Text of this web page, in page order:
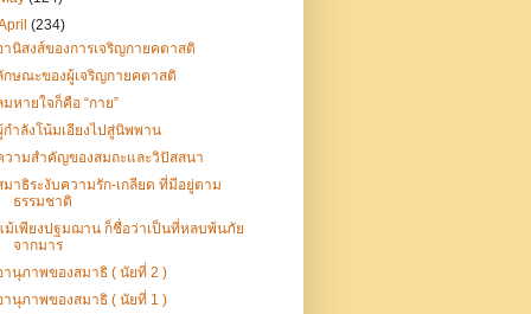
(234)
านิสงส์ของการเจริญกายคตาสติ
กษณะของผู้เจริญกายคตาสติ
มหายใจก็คือ “กาย”
กำลังโน้มเอียงไปสู่นิพพาน
วามสำคัญของสมถะและวิปัสสนา
มาธิระงับความรัก-เกลียด ที่มีอยู่ตาม
ธรรมชาติ
ม้เพียงปฐมฌาน ก็ชื่อว่าเป็นที่หลบพ้นภัย
จากมาร
านุภาพของสมาธิ ( นัยที่ 2 )
านุภาพของสมาธิ ( นัยที่ 1 )